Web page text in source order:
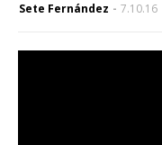
Sete Fernández 7.10.16